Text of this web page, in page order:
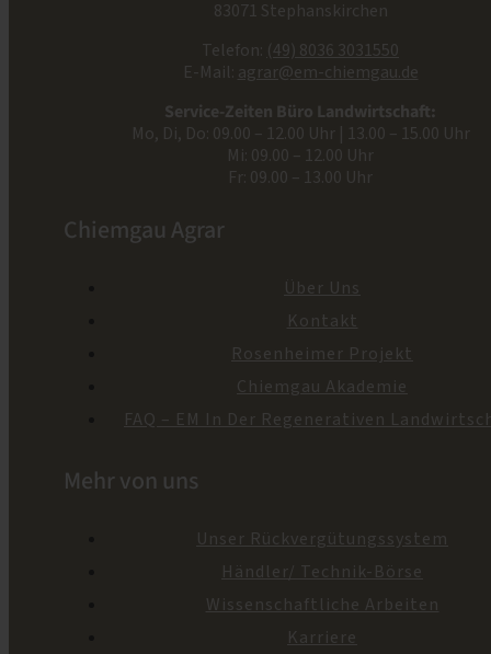
83071 Stephanskirchen
Telefon: (49) 8036 3031550
E-Mail: agrar@em-chiemgau.de
Service-Zeiten Büro Landwirtschaft:
Mo, Di, Do: 09.00 – 12.00 Uhr | 13.00 – 15.00 Uhr
Mi: 09.00 – 12.00 Uhr
Fr: 09.00 – 13.00 Uhr
Chiemgau Agrar
Über Uns
Kontakt
Rosenheimer Projekt
Chiemgau Akademie
FAQ – EM In Der Regenerativen
Mehr von uns
Unser Rückvergütungssystem
Händler/ Technik-Börse
Wissenschaftliche Arbeiten
Karriere